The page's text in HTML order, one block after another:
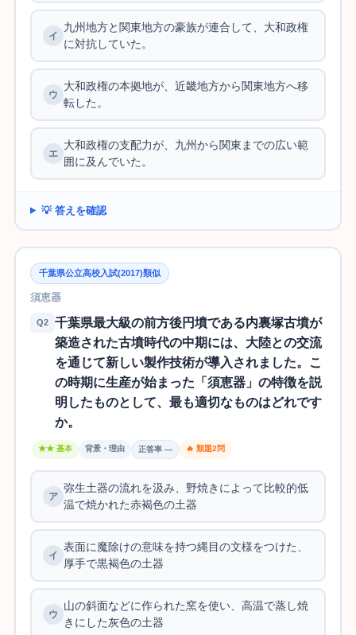
九州地方と関東地方の豪族が連合して、大和政権
に対抗していた。
大和政権の本拠地が、近畿地方から関東地方へ移
転した。
大和政権の支配力が、九州から関東までの広い範
囲に及んでいた。
💡 答えを確認
千葉県公立高校入試(2017)類似
須恵器
Q2
千葉県最大級の前方後円墳である内裏塚古墳が
築造された古墳時代の中期には、大陸との交流
を通じて新しい製作技術が導入されました。こ
の時期に生産が始まった「須恵器」の特徴を説
明したものとして、最も適切なものはどれです
か。
★★ 基本 背景・理由 正答率 — 🔥 類題2問
弥生土器の流れを汲み、野焼きによって比較的低
温で焼かれた赤褐色の土器
表面に魔除けの意味を持つ縄目の文様をつけた、
厚手で黒褐色の土器
山の斜面などに作られた窯を使い、高温で蒸し焼
きにした灰色の土器